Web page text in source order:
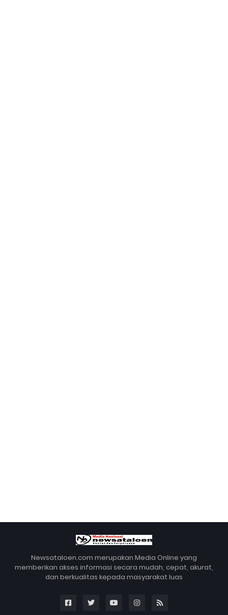
Newsataloen.com merupakan Media Online yang
memberikan akses informasi secara mudah, cepat, akurat,
dan berkualitas kepada masyarakat luas